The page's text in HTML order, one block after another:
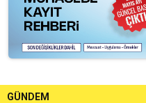
GÜNDEM